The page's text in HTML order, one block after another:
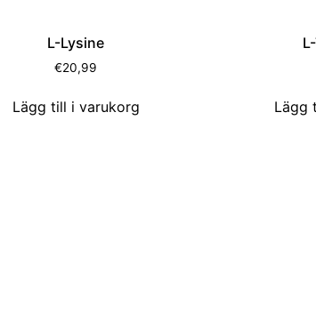
L-Lysine
€20,99
Lägg till i varukorg Lägg